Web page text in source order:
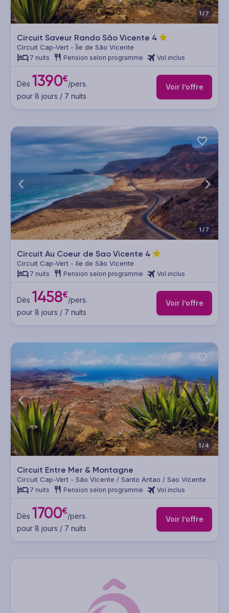
1/7
Circuit Saveur Rando São Vicente 4
Circuit Cap-Vert - Île de São Vicente
7 nuits Pension selon programme Vol inclus
Dès 1390€/pers.
pour 8 jours / 7 nuits
Voir l’offre
1/7
Circuit Au Coeur de Sao Vicente 4
Circuit Cap-Vert - Ile de São Vicente
7 nuits Pension selon programme Vol inclus
Dès 1458€/pers.
pour 8 jours / 7 nuits
Voir l’offre
1/4
Circuit Entre Mer & Montagne
Circuit Cap-Vert - São Vicente / Santo Antao / Sao Vicente
7 nuits Pension selon programme Vol inclus
Dès 1700€/pers.
pour 8 jours / 7 nuits
Voir l’offre